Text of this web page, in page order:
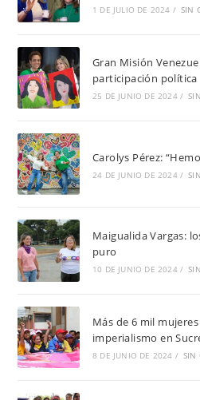
1 DE JULIO DE 2024 / SIN
Gran Misión
participación política
25 DE JUNIO DE 2024 /
Carolys Pérez:
24 DE JUNIO DE 2024 /
Maigualida Vargas:
puro
10 DE JUNIO DE 2024 /
Más de 6 mil
imperialismo en
8 DE JUNIO DE 2024 / SIN